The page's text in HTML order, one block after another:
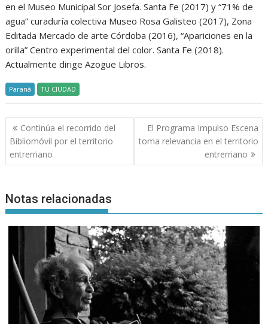
en el Museo Municipal Sor Josefa. Santa Fe (2017) y “71% de
agua” curaduría colectiva Museo Rosa Galisteo (2017), Zona
Editada Mercado de arte Córdoba (2016), “Apariciones en la
orilla” Centro experimental del color. Santa Fe (2018).
Actualmente dirige Azogue Libros.
Paraná TU CIUDAD
Navegación
de
entradas
Continúa el recorrido del
Bibliomóvil por el territorio
entrerriano
El Programa Impulso Escena
toma relevancia en el territorio
entrerriano
Notas relacionadas